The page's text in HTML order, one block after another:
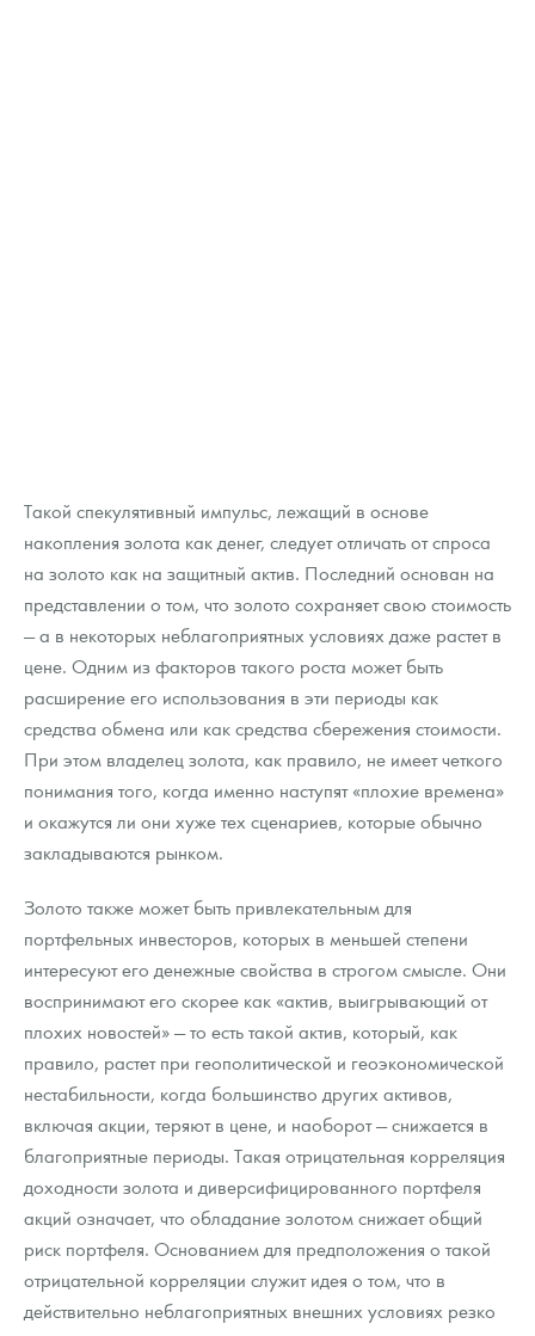
Такой спекулятивный импульс, лежащий в основе
накопления золота как денег, следует отличать от спроса
на золото как на защитный актив. Последний основан на
представлении о том, что золото сохраняет свою стоимость
— а в некоторых неблагоприятных условиях даже растет в
цене. Одним из факторов такого роста может быть
расширение его использования в эти периоды как
средства обмена или как средства сбережения стоимости.
При этом владелец золота, как правило, не имеет четкого
понимания того, когда именно наступят «плохие времена»
и окажутся ли они хуже тех сценариев, которые обычно
закладываются рынком.
Золото также может быть привлекательным для
портфельных инвесторов, которых в меньшей степени
интересуют его денежные свойства в строгом смысле. Они
воспринимают его скорее как «актив, выигрывающий от
плохих новостей» — то есть такой актив, который, как
правило, растет при геополитической и геоэкономической
нестабильности, когда большинство других активов,
включая акции, теряют в цене, и наоборот — снижается в
благоприятные периоды. Такая отрицательная корреляция
доходности золота и диверсифицированного портфеля
акций означает, что обладание золотом снижает общий
риск портфеля. Основанием для предположения о такой
отрицательной корреляции служит идея о том, что в
действительно неблагоприятных внешних условиях резко